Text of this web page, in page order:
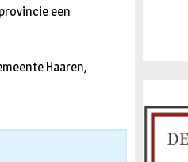
een
Haaren,